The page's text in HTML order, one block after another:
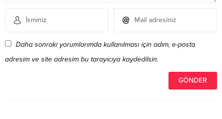
Daha sonraki yorumlarımda kullanılması için adım, e-posta
adresim ve site adresim bu tarayıcıya kaydedilsin.